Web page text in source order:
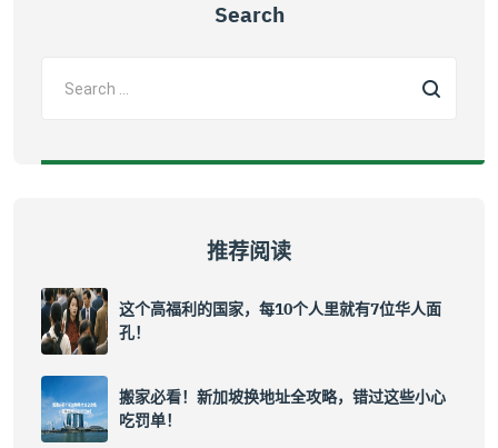
Search
推荐阅读
这个高福利的国家，每10个人里就有7位华人面
孔！
搬家必看！新加坡换地址全攻略，错过这些小心
吃罚单！